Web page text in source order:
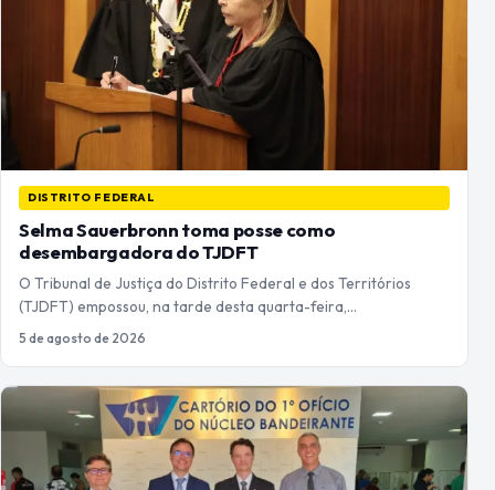
DISTRITO FEDERAL
Selma Sauerbronn toma posse como
desembargadora do TJDFT
O Tribunal de Justiça do Distrito Federal e dos Territórios
(TJDFT) empossou, na tarde desta quarta-feira,…
5 de agosto de 2026